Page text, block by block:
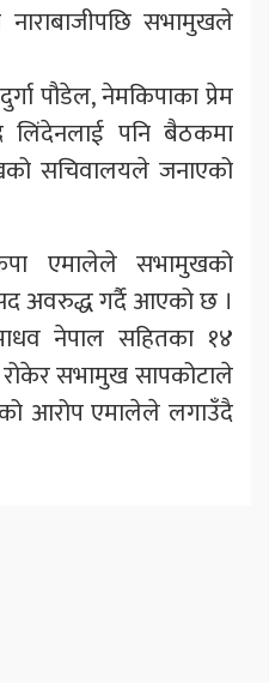
सभामुखले
पौडेल, नेमकिपाका प्रेम
लिंदेनलाई पनि बैठकमा
सचिवालयले जनाएको
एमालेले सभामुखको
अवरुद्ध गर्दै आएको छ ।
नेपाल सहितका १४
सभामुख सापकोटाले
आरोप एमालेले लगाउँदै